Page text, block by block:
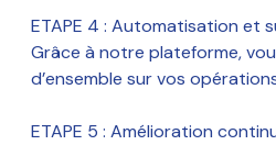
ETAPE 4 : Automatisation et
Grâce à notre plateforme,
d’ensemble sur vos
ETAPE 5 : Amélioration